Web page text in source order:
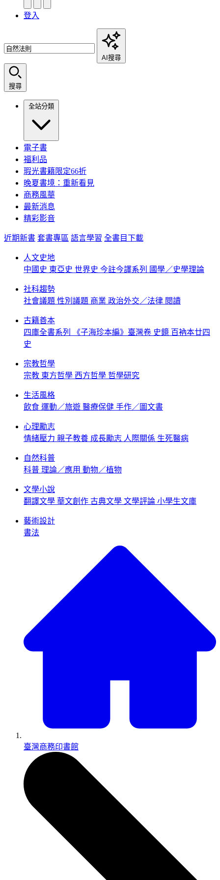
登入
AI搜尋
搜尋
全站分類
電子書
福利品
瑕光書籍限定66折
晚夏書境：重新看見
商務風華
最新消息
精彩影音
近期新書 套書專區 語言學習 全書目下載
人文史地
中國史 東亞史 世界史 今註今譯系列 國學／史學理論
社科趨勢
社會議題 性別議題 商業 政治外交／法律 閱讀
古籍善本
四庫全書系列
《子海珍本編》臺灣卷 史鏡 百衲本廿四
史
宗教哲學
宗教 東方哲學 西方哲學 哲學研究
生活風格
飲食 運動／旅遊 醫療保健 手作／圖文書
心理勵志
情緒壓力 親子教養 成長勵志 人際關係 生死醫病
自然科普
科普 理論／應用 動物／植物
文學小說
翻譯文學 華文創作 古典文學 文學評論 小學生文庫
藝術設計
書法
臺灣商務印書館